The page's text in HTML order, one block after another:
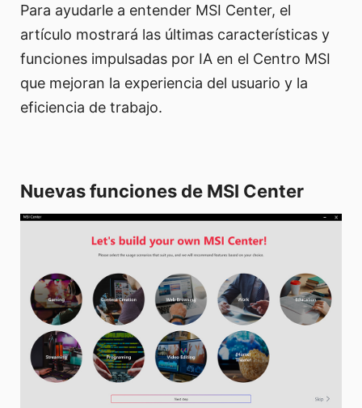
Para ayudarle a entender MSI Center, el
artículo mostrará las últimas características y
funciones impulsadas por IA en el Centro MSI
que mejoran la experiencia del usuario y la
eficiencia de trabajo.
Nuevas funciones de MSI Center